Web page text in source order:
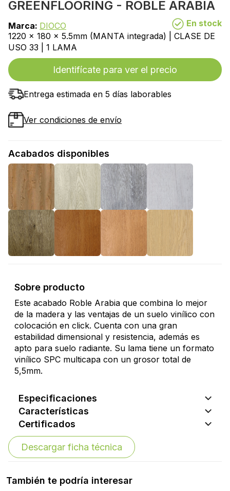
GREENFLOORING - ROBLE ARABIA
Marca: DIOCO
En stock
1220 x 180 x 5.5mm (MANTA integrada) | CLASE DE
USO 33 | 1 LAMA
Identifícate para ver el precio
Entrega estimada en 5 días laborables
Ver condiciones de envío
Acabados disponibles
Sobre producto
Este acabado Roble Arabia que combina lo mejor
de la madera y las ventajas de un suelo vinílico con
colocación en click. Cuenta con una gran
estabilidad dimensional y resistencia, además es
apto para suelo radiante. Su lama tiene un formato
vinílico SPC multicapa con un grosor total de
5,5mm.
Especificaciones
Características
Certificados
Descargar ficha técnica
También te podría interesar